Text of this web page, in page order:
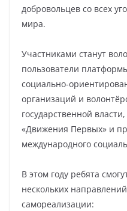
добровольцев со всех
мира.
Участниками станут
пользователи
социально-
организаций и
государственной
«Движения Первых» и
международного
В этом году ребята
нескольких
самореализации: